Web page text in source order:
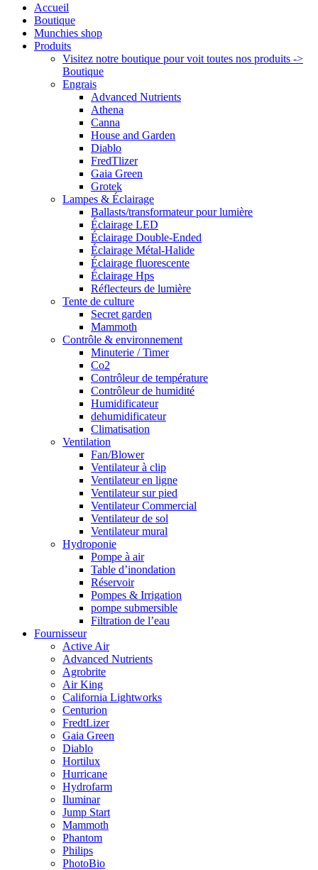
Accueil
Boutique
Munchies shop
Produits
Visitez notre boutique pour voit toutes nos produits ->
Boutique
Engrais
Advanced Nutrients
Athena
Canna
House and Garden
Diablo
FredTlizer
Gaia Green
Grotek
Lampes & Éclairage
Ballasts/transformateur pour lumière
Éclairage LED
Éclairage Double-Ended
Éclairage Métal-Halide
Éclairage fluorescente
Éclairage Hps
Réflecteurs de lumière
Tente de culture
Secret garden
Mammoth
Contrôle & environnement
Minuterie / Timer
Co2
Contrôleur de température
Contrôleur de humidité
Humidificateur
dehumidificateur
Climatisation
Ventilation
Fan/Blower
Ventilateur à clip
Ventilateur en ligne
Ventilateur sur pied
Ventilateur Commercial
Ventilateur de sol
Ventilateur mural
Hydroponie
Pompe à air
Table d’inondation
Réservoir
Pompes & Irrigation
pompe submersible
Filtration de l’eau
Fournisseur
Active Air
Advanced Nutrients
Agrobrite
Air King
California Lightworks
Centurion
FredtLizer
Gaia Green
Diablo
Hortilux
Hurricane
Hydrofarm
Iluminar
Jump Start
Mammoth
Phantom
Philips
PhotoBio